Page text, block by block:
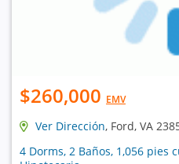
$260,000 EMV
Ver Dirección, Ford, VA
4 Dorms, 2 Baños, 1,056 pies